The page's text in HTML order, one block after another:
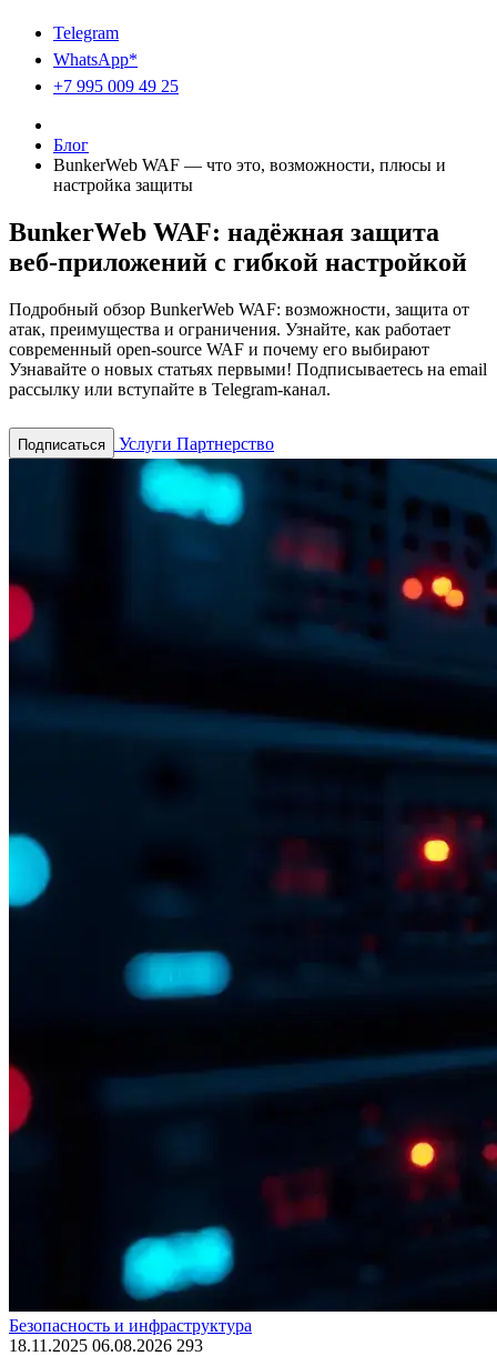
Telegram
WhatsApp*
+7 995 009 49 25
Блог
BunkerWeb WAF — что это, возможности, плюсы и
настройка защиты
BunkerWeb WAF: надёжная защита
веб-приложений с гибкой настройкой
Подробный обзор BunkerWeb WAF: возможности, защита от
атак, преимущества и ограничения. Узнайте, как работает
современный open-source WAF и почему его выбирают
Узнавайте о новых статьях первыми! Подписываетесь на email
рассылку или вступайте в Telegram-канал.
Подписаться Услуги Партнерство
Безопасность и инфраструктура
18.11.2025 06.08.2026 293